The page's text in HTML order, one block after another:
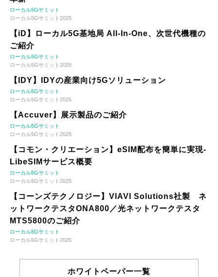
ローカル5Gサミット
ローカル5Gサミット2025
【iD】ローカル5G基地局 All-In-One、次世代機種の
ご紹介
ローカル5Gサミット
ローカル5Gサミット2025
【IDY】IDYの産業向け5Gソリューション
ローカル5Gサミット
ローカル5Gサミット2025
【Accuver】展示製品のご紹介
ローカル5Gサミット
ローカル5Gサミット2025
【コモン・クリエーション】eSIM配布を簡単に実現-
LibeSIMサービス概要
ローカル5Gサミット
ローカル5Gサミット2025
【コーンズテクノロジー】VIAVI Solutions社製 ネ
ットワークテスタONA800／光ネットワークテスタ
MTS5800のご紹介
ローカル5Gサミット
ローカル5Gサミット2025
ホワイトペーパー一覧